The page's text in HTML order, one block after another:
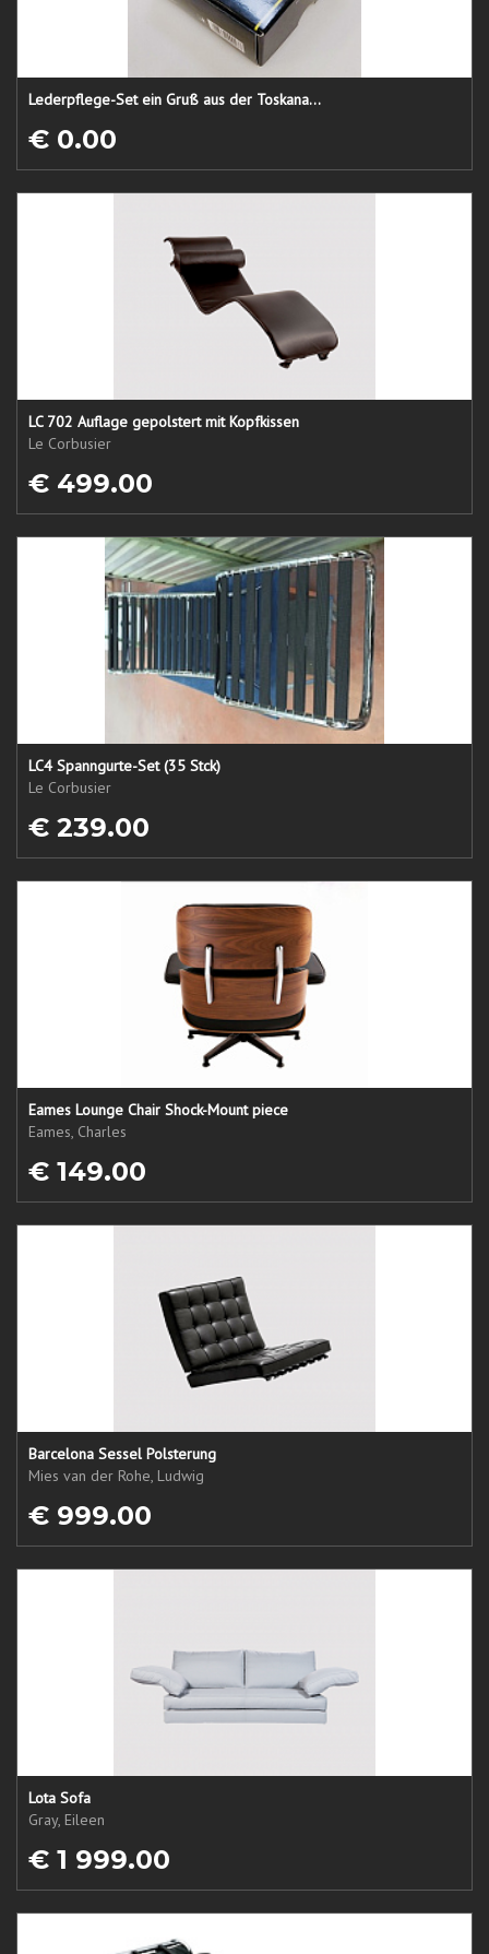
Lederpflege-Set ein Gruß aus der Toskana...
€ 0.00
LC 702 Auflage gepolstert mit Kopfkissen
Le Corbusier
€ 499.00
LC4 Spanngurte-Set (35 Stck)
Le Corbusier
€ 239.00
Eames Lounge Chair Shock-Mount piece
Eames, Charles
€ 149.00
Barcelona Sessel Polsterung
Mies van der Rohe, Ludwig
€ 999.00
Lota Sofa
Gray, Eileen
€ 1 999.00